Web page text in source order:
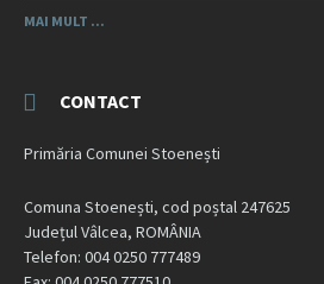
MAI MULT ...
CONTACT
Primăria Comunei Stoenești
Comuna Stoenești, cod poștal 247625
Județul Vâlcea, ROMÂNIA
Telefon: 004 0250 777489